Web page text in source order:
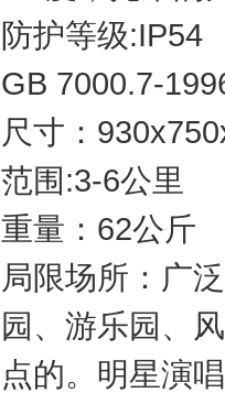
防护等级:IP54
GB 7000.7-
尺寸：
范围:3-6公里
重量：62公斤
局限场所：广
园、游乐园、
点的。明星演